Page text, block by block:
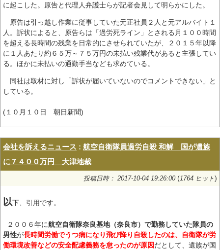
に起こした。原告と代理人弁護士らが記者会見して明らかにした。
原告は引っ越し作業に従事していた元正社員２人と元アルバイト１
人。訴状によると、原告らは「過労死ライン」とされる月１００時間
を超える長時間の残業を日常的にさせられていたが、２０１５年以降
に１人あたり約６５万～７５万円の未払い残業代があると主張してい
る。ほかに未払いの通勤手当なども求めている。
同社は取材に対し「訴状が届いていないのでコメントできない」と
している。
(１０月１０日 朝日新聞)
会社を訴えるニュース : 航空自衛隊員過労自殺 和解 国が遺族
に７４００万円 大津地裁
投稿日時： 2017-10-04 19:26:00 (1764 ヒット)
以下、引用です。
２００６年に航空自衛隊奈良基地（奈良市）で勤務していた隊員の
男性が長時間労働でうつ病になり飛び降り自殺したのは、自衛隊が労
働環境改善などの安全配慮義務を怠ったのが原因だとして、遺族が国